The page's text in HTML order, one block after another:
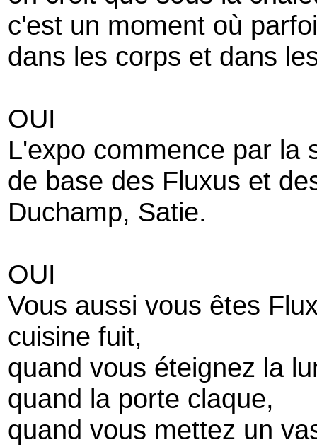
c'est un moment où
dans les corps et dans
OUI
L'expo commence par la
de base des Fluxus et
Duchamp, Satie.
OUI
Vous aussi vous êtes
cuisine fuit,
quand vous éteignez la
quand la porte claque,
quand vous mettez un